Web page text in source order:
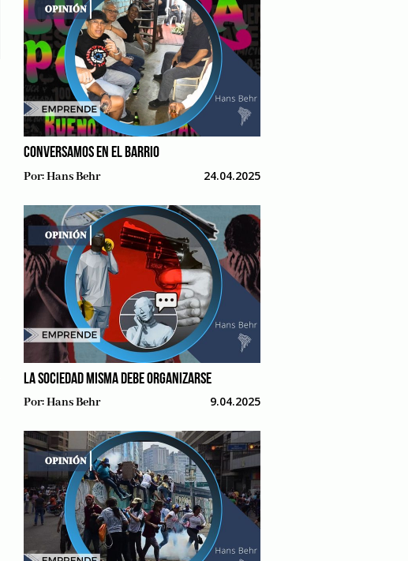
CONVERSAMOS EN EL BARRIO
Por:Hans Behr 24.04.2025
LA SOCIEDAD MISMA DEBE ORGANIZARSE
Por:Hans Behr 9.04.2025